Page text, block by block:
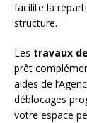
facilite la
structure.
Les travaux
prêt
aides de
déblocages
votre espace